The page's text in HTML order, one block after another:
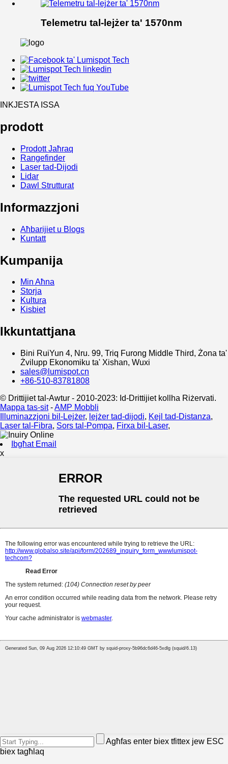
Telemetru tal-lejżer ta' 1570nm
INKJESTA ISSA
prodott
Prodott Jaħraq
Rangefinder
Laser tad-Dijodi
Lidar
Dawl Strutturat
Informazzjoni
Aħbarijiet u Blogs
Kuntatt
Kumpanija
Min Aħna
Storja
Kultura
Kisbiet
Ikkuntattjana
Bini RuiYun 4, Nru. 99, Triq Furong Middle Third, Żona ta'
Żvilupp Ekonomiku ta' Xishan, Wuxi
sales@lumispot.cn
+86-510-83781808
© Drittijiet tal-Awtur - 2010-2023: Id-Drittijiet kollha Riżervati.
Mappa tas-sit-AMP Mobbli
Illuminazzjoni bil-Lejżer, lejżer tad-dijodi, Kejl tad-Distanza,
Laser tal-Fibra, Sors tal-Pompa, Firxa bil-Laser,
Ibgħat Email
x
Agħfas enter biex tfittex jew ESC
biex tagħlaq